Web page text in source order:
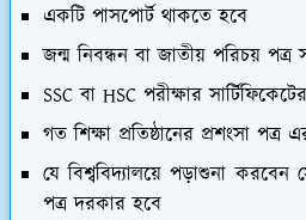
একটি পাসপোর্ট থাকতে হবে
জন্ম নিবন্ধন বা জাতীয় পরিচয়
SSC বা HSC পরীক্ষার
গত শিক্ষা প্রতিষ্ঠানের প্রশংসা
যে বিশ্ববিদ্যালয়ে পড়াশুনা করবেন
পত্র দরকার হবে